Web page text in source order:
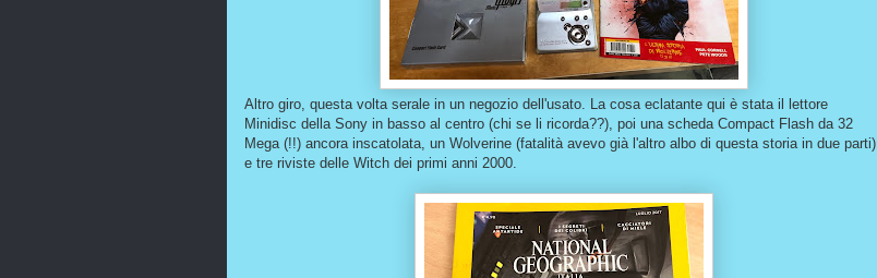
Altro giro, questa volta serale in un negozio dell'usato. La cosa eclatante qui è stata il lettore
Minidisc della Sony in basso al centro (chi se li ricorda??), poi una scheda Compact Flash da 32
Mega (!!) ancora inscatolata, un Wolverine (fatalità avevo già l'altro albo di questa storia in due parti)
e tre riviste delle Witch dei primi anni 2000.